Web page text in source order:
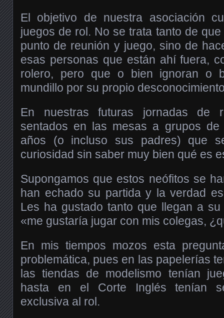
El objetivo de nuestra asociación
juegos de rol. No se trata tanto de
punto de reunión y juego, sino de
esas personas que están ahí fuera,
rolero, pero que o bien ignoran o
mundillo por su propio
En nuestras futuras jornadas de
sentados en las mesas a grupos de
años (o incluso sus padres) que
curiosidad sin saber muy bien qué es
Supongamos que estos neófitos se
han echado su partida y la verdad
Les ha gustado tanto que llegan a
«me gustaría jugar con mis colegas,
En mis tiempos mozos esta
problemática, pues en las papelerías
las tiendas de modelismo tenían
hasta en el Corte Inglés tenían
exclusiva al rol.